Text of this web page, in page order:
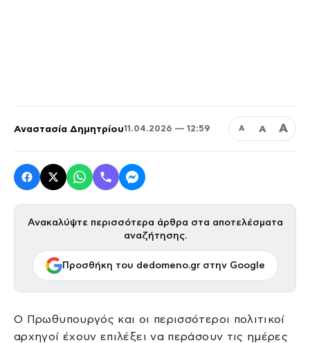
Αναστασία Δημητρίου11.04.2026 — 12:59 Α Α Α
Ανακαλύψτε περισσότερα άρθρα στα αποτελέσματα
αναζήτησης.
Προσθήκη του dedomeno.gr στην Google
Ο Πρωθυπουργός και οι περισσότεροι πολιτικοί
αρχηγοί έχουν επιλέξει να περάσουν τις ημέρες